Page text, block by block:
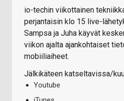
io-techin viikottainen
perjantaisin klo 15 live-
Sampsa ja Juha käyvät
viikon ajalta ajankohtaiset
mobiiliaiheet.
Jälkikäteen katseltavissa/
Youtube